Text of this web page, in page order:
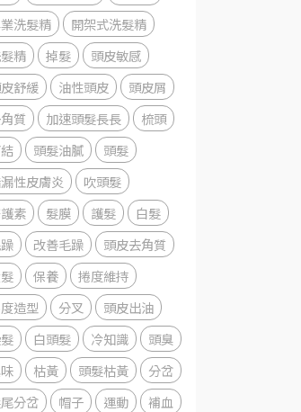
洗髮精
開架式洗髮精
精
掉髮
頭皮敏感
舒緩
油性頭皮
頭皮屑
質
加速頭髮長長
梳頭
頭髮油膩
頭髮
性皮膚炎
吹頭髮
素
髮膜 護髮
白髮
改善毛躁
頭皮去角質
保養
捲度維持
造型
分叉
頭皮出油
白頭髮 冷知識
頭臭
枯黃 頭髮枯黃
分岔
分岔
帽子 運動
補血